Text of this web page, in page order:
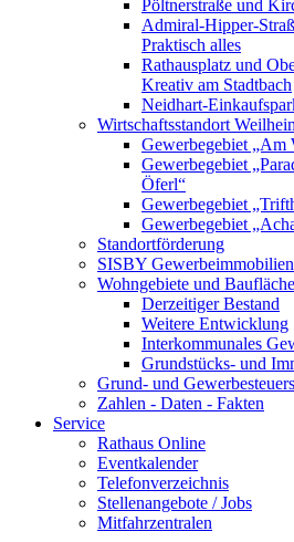
Pöltnerstraße und
Admiral-Hipper-
Praktisch alles
Rathausplatz und
Kreativ am Stadtbach
Neidhart-
Wirtschaftsstandort
Gewerbegebiet „Am
Gewerbegebiet
Öferl“
Gewerbegebiet
Gewerbegebiet
Standortförderung
SISBY Gewerbeimmobilien
Wohngebiete und
Derzeitiger Bestand
Weitere Entwicklung
Interkommunales
Grundstücks- und
Grund- und
Zahlen - Daten - Fakten
Service
Rathaus Online
Eventkalender
Telefonverzeichnis
Stellenangebote / Jobs
Mitfahrzentralen